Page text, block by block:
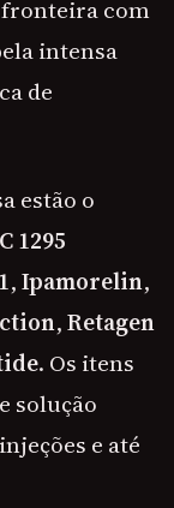
fronteira com
intensa
de
estão o
1295
,Ipamorelin,
,Retagen
. Os itens
solução
e até